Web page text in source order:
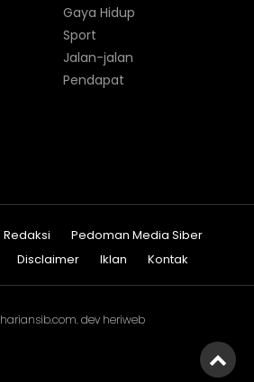
Gaya Hidup
Sport
Jalan-jalan
Pendapat
Redaksi
Pedoman Media Siber
Disclaimer Iklan Kontak
hariansib.com. dev heriweb